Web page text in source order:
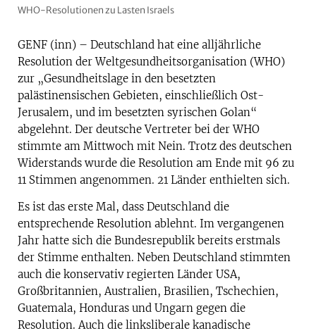
WHO-Resolutionen zu Lasten Israels
GENF (inn) – Deutschland hat eine alljährliche
Resolution der Weltgesundheitsorganisation (WHO)
zur „Gesundheitslage in den besetzten
palästinensischen Gebieten, einschließlich Ost-
Jerusalem, und im besetzten syrischen Golan“
abgelehnt. Der deutsche Vertreter bei der WHO
stimmte am Mittwoch mit Nein. Trotz des deutschen
Widerstands wurde die Resolution am Ende mit 96 zu
11 Stimmen angenommen. 21 Länder enthielten sich.
Es ist das erste Mal, dass Deutschland die
entsprechende Resolution ablehnt. Im vergangenen
Jahr hatte sich die Bundesrepublik bereits erstmals
der Stimme enthalten. Neben Deutschland stimmten
auch die konservativ regierten Länder USA,
Großbritannien, Australien, Brasilien, Tschechien,
Guatemala, Honduras und Ungarn gegen die
Resolution. Auch die linksliberale kanadische